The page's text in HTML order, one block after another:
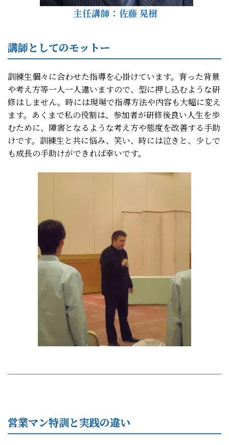
主任講師： 佐藤 晃樹
講師としてのモットー
訓練生個々に合わせた指導を心掛けています。育った背景
や考え方等一人一人違いますので、型に押し込むような研
修はしません。時には現場で指導方法や内容も大幅に変え
ます。あくまで私の役割は、参加者が研修後良い人生を歩
むために、障害となるような考え方や態度を改善する手助
けです。訓練生と共に悩み、笑い、時には泣きと、少しで
も成長の手助けができれば幸いです。
営業マン特訓と実践の違い